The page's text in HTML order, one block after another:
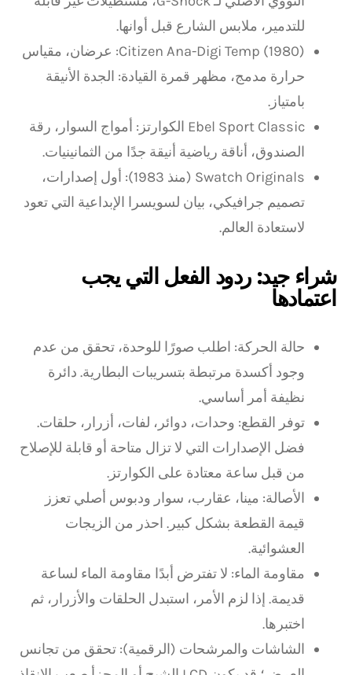
للتدمير، ملابس الشارع قبل أوانها.
Citizen Ana-Digi Temp (1980): عرضان، مقياس
حرارة مدمج، مظهر قمرة القيادة: الجدة الأنيقة
بامتياز.
Ebel Sport Classic الكوارتز: أمواج السوار، رقة
الصندوق، أناقة رياضية أنيقة جدًا من الثمانينيات.
Swatch Originals (منذ 1983): أول إصدارات،
تصميم جرافيكي، بيان لسويسرا الإبداعية التي تعود
لاستعادة العالم.
شراء جيد: ردود الفعل التي يجب
اعتمادها
حالة الحركة: اطلب صورًا للوحدة، تحقق من عدم
وجود أكسدة مرتبطة بتسريبات البطارية. دائرة
نظيفة أمر أساسي.
توفر القطع: وحدات، دوائر، لفات، أزرار، حلقات.
فضل الإصدارات التي لا تزال متاحة أو قابلة للإصلاح
من قبل ساعة معتادة على الكوارتز.
الأصالة: مينا، عقارب، سوار ودبوس أصلي تعزز
قيمة القطعة بشكل كبير. احذر من الزيجات
العشوائية.
مقاومة الماء: لا تفترض أبدًا مقاومة الماء لساعة
قديمة. إذا لزم الأمر، استبدل الحلقات والأزرار، ثم
اختبرها.
الشاشات والمرشحات (الرقمية): تحقق من تجانس